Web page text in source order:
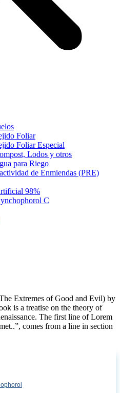
Foliar
Foliar Especial
Lodos y otros
para Riego
de Enmiendas (PRE)
98%
C
Extremes of Good and Evil) by
is a treatise on the theory of
The first line of Lorem
comes from a line in section